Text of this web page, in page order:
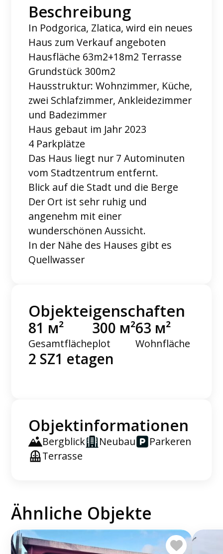
Beschreibung
In Podgorica, Zlatica, wird ein neues
Haus zum Verkauf angeboten
Hausfläche 63m2+18m2 Terrasse
Grundstück 300m2
Hausstruktur: Wohnzimmer, Küche,
zwei Schlafzimmer, Ankleidezimmer
und Badezimmer
Haus gebaut im Jahr 2023
4 Parkplätze
Das Haus liegt nur 7 Autominuten
vom Stadtzentrum entfernt.
Blick auf die Stadt und die Berge
Der Ort ist sehr ruhig und
angenehm mit einer
wunderschönen Aussicht.
In der Nähe des Hauses gibt es
Quellwasser
Objekteigenschaften
81 м²
Gesamtfläche
300 м²
plot
63 м²
Wohnfläche
2 SZ1 etagen
Objektinformationen
Bergblick Neubau
Parkeren
Terrasse
Ähnliche Objekte